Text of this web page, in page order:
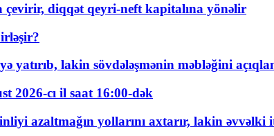
diqqət qeyri-neft kapitalına yönəlir
yatırıb, lakin sövdələşmənin məbləğini
2026-cı il saat 16:00-dək
azaltmağın yollarını axtarır, lakin əvvəlki